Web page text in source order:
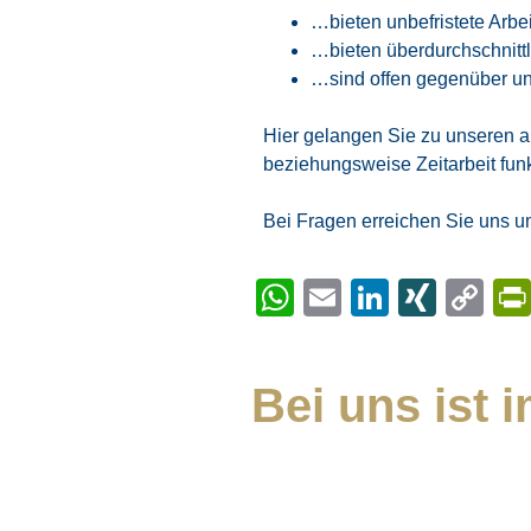
…bieten unbefristete
…bieten
…sind offen gegenüber
Hier gelangen Sie zu unseren
beziehungsweise Zeitarbeit
Bei Fragen erreichen Sie uns
WhatsApp
Email XING
Bei uns ist